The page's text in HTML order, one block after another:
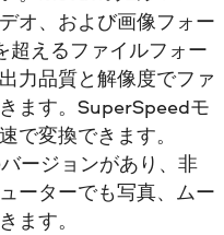
オ、および画像フォー
超えるファイルフォー
力品質と解像度でファ
ます。SuperSpeedモ
で変換できます。
ージョンがあり、非
ーターでも写真、ムー
ます。